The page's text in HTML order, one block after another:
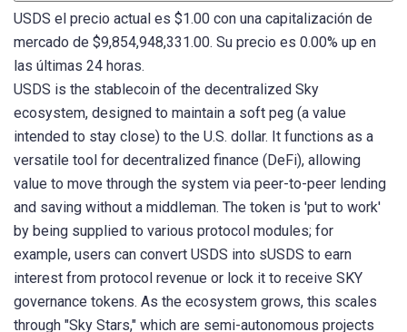
USDS el precio actual es $1.00 con una capitalización de
mercado de $9,854,948,331.00. Su precio es 0.00% up en
las últimas 24 horas.
USDS is the stablecoin of the decentralized Sky
ecosystem, designed to maintain a soft peg (a value
intended to stay close) to the U.S. dollar. It functions as a
versatile tool for decentralized finance (DeFi), allowing
value to move through the system via peer-to-peer lending
and saving without a middleman. The token is 'put to work'
by being supplied to various protocol modules; for
example, users can convert USDS into sUSDS to earn
interest from protocol revenue or lock it to receive SKY
governance tokens. As the ecosystem grows, this scales
through "Sky Stars," which are semi-autonomous projects